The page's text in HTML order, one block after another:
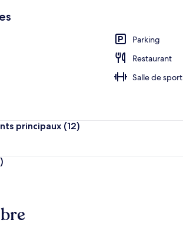
Parking
Restaurant
Salle de sport
principaux (12)